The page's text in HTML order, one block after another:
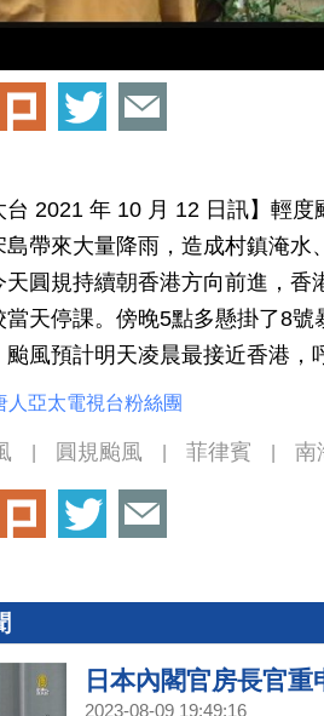
台 2021 年 10 月 12 日訊】輕
島帶來大量降雨，造成村鎮淹
天圓規持續朝香港方向前進，
當天停課。傍晚5點多懸掛了8
風預計明天凌晨最接近香港，
人亞太電視台粉絲團
圓規颱風 菲律賓 南
日本內閣官房長官
2023-08-09 19:49:16